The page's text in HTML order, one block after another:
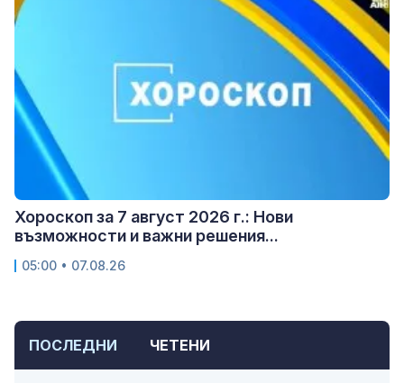
ПОСЛЕДНИ ЧЕТЕНИ
Хороскоп за 7 август 2026 г.: Нови
възможности и важни решения...
05:00 • 07.08.26